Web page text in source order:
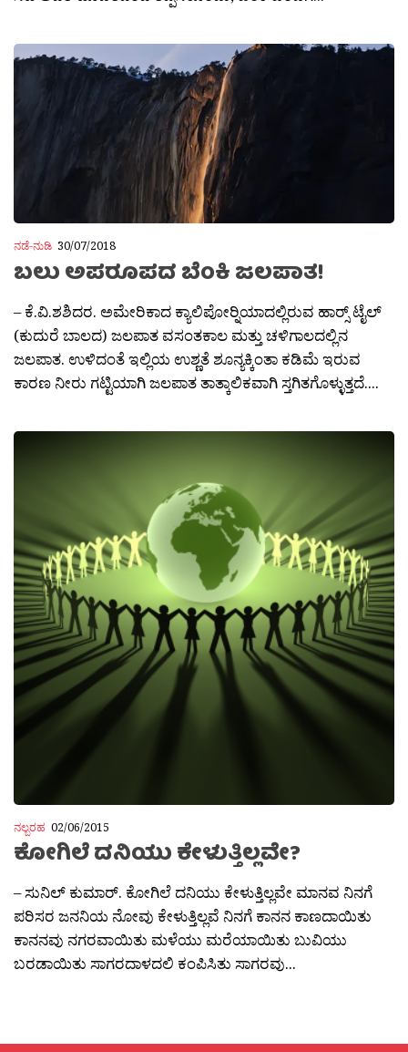
ನಡೆ-ನುಡಿ 30/07/2018
ಬಲು ಅಪರೂಪದ ಬೆಂಕಿ ಜಲಪಾತ!
– ಕೆ.ವಿ.ಶಶಿದರ. ಅಮೇರಿಕಾದ ಕ್ಯಾಲಿಪೋರ‍್ನಿಯಾದಲ್ಲಿರುವ ಹಾರ‍್ಸ್ ಟೈಲ್
(ಕುದುರೆ ಬಾಲದ) ಜಲಪಾತ ವಸಂತಕಾಲ ಮತ್ತು ಚಳಿಗಾಲದಲ್ಲಿನ
ಜಲಪಾತ. ಉಳಿದಂತೆ ಇಲ್ಲಿಯ ಉಶ್ಣತೆ ಶೂನ್ಯಕ್ಕಿಂತಾ ಕಡಿಮೆ ಇರುವ
ಕಾರಣ ನೀರು ಗಟ್ಟಿಯಾಗಿ ಜಲಪಾತ ತಾತ್ಕಾಲಿಕವಾಗಿ ಸ್ತಗಿತಗೊಳ್ಳುತ್ತದೆ....
ನಲ್ಬರಹ 02/06/2015
ಕೋಗಿಲೆ ದನಿಯು ಕೇಳುತ್ತಿಲ್ಲವೇ?
– ಸುನಿಲ್ ಕುಮಾರ್. ಕೋಗಿಲೆ ದನಿಯು ಕೇಳುತ್ತಿಲ್ಲವೇ ಮಾನವ ನಿನಗೆ
ಪರಿಸರ ಜನನಿಯ ನೋವು ಕೇಳುತ್ತಿಲ್ಲವೆ ನಿನಗೆ ಕಾನನ ಕಾಣದಾಯಿತು
ಕಾನನವು ನಗರವಾಯಿತು ಮಳೆಯು ಮರೆಯಾಯಿತು ಬುವಿಯು
ಬರಡಾಯಿತು ಸಾಗರದಾಳದಲಿ ಕಂಪಿಸಿತು ಸಾಗರವು...